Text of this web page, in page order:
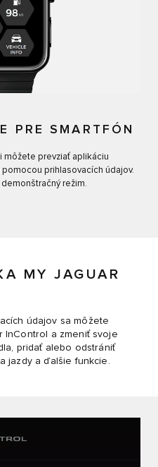
PRE SMARTFÓN
môžete prevziať aplikáciu
prihlasovacích údajov.
režim.
MY JAGUAR
údajov sa môžete
InControl a zmeniť svoje
pridať alebo odstrániť
jazdy a ďalšie funkcie.